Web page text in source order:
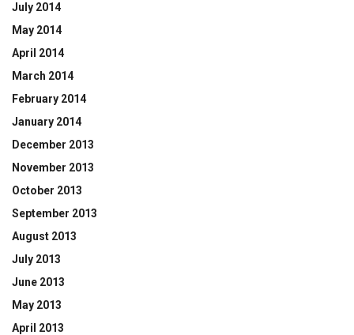
July 2014
May 2014
April 2014
March 2014
February 2014
January 2014
December 2013
November 2013
October 2013
September 2013
August 2013
July 2013
June 2013
May 2013
April 2013